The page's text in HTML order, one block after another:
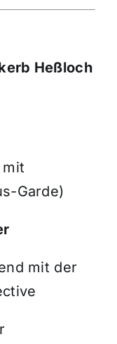
Heßloch
mit
Garde)
mit der